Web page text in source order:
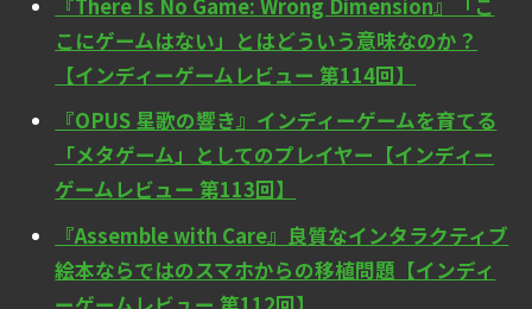
『There Is No Game: Wrong Dimension』「こ
こにゲームはない」とはどういう意味なのか？
【インディーゲームレビュー 第114回】
『OPUS 星歌の響き』インディーゲームを育てる
「メタゲーム」としてのプレイヤー【インディー
ゲームレビュー 第113回】
『Assemble with Care』良質なインタラクティブ
絵本ならではのスマホからの移植問題【インディ